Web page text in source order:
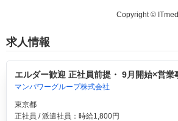
Copyright ©
求人情報
エルダー歓迎 正社員前提・ 9月開始×営業
マンパワーグループ株式会社
東京都
正社員 / 派遣社員：時給1,800円